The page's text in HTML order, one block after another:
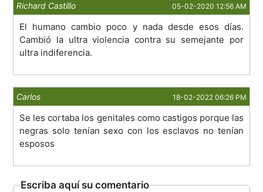
Richard Castillo 05-02-2020 12:56 AM
El humano cambio poco y nada desde esos días.
Cambió la ultra violencia contra su semejante por
ultra indiferencia.
Carlos 18-02-2022 06:26 PM
Se les cortaba los genitales como castigos porque las
negras solo tenían sexo con los esclavos no tenían
esposos
Escriba aquí su comentario